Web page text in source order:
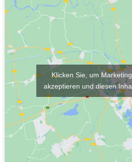
Klicken Sie, um
akzeptieren und diesen